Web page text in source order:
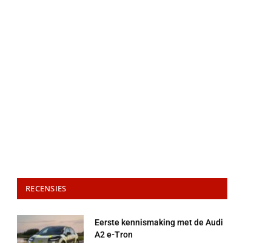
RECENSIES
Eerste kennismaking met de Audi
A2 e-Tron